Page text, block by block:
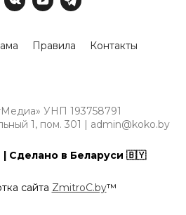
Правила Контакты
УНП 193758791
1, пом. 301 | admin@koko.by
| Сделано в Беларуси 🇧🇾
сайта ZmitroC.by™